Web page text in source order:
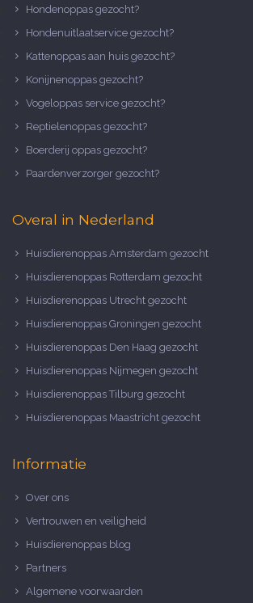
Hondenoppas gezocht?
Hondenuitlaatservice gezocht?
Kattenoppas aan huis gezocht?
Konijnenoppas gezocht?
Vogeloppas service gezocht?
Reptielenoppas gezocht?
Boerderij oppas gezocht?
Paardenverzorger gezocht?
Overal in Nederland
Huisdierenoppas Amsterdam gezocht
Huisdierenoppas Rotterdam gezocht
Huisdierenoppas Utrecht gezocht
Huisdierenoppas Groningen gezocht
Huisdierenoppas Den Haag gezocht
Huisdierenoppas Nijmegen gezocht
Huisdierenoppas Tilburg gezocht
Huisdierenoppas Maastricht gezocht
Informatie
Over ons
Vertrouwen en veiligheid
Huisdierenoppas blog
Partners
Algemene voorwaarden